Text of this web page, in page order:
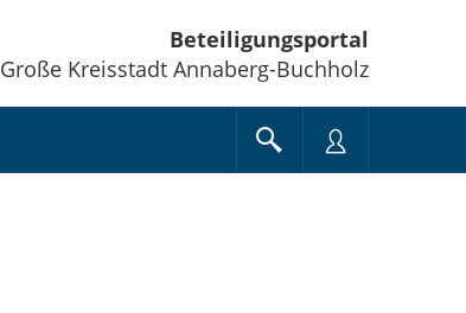
Beteiligungsportal
Große Kreisstadt Annaberg-Buchholz